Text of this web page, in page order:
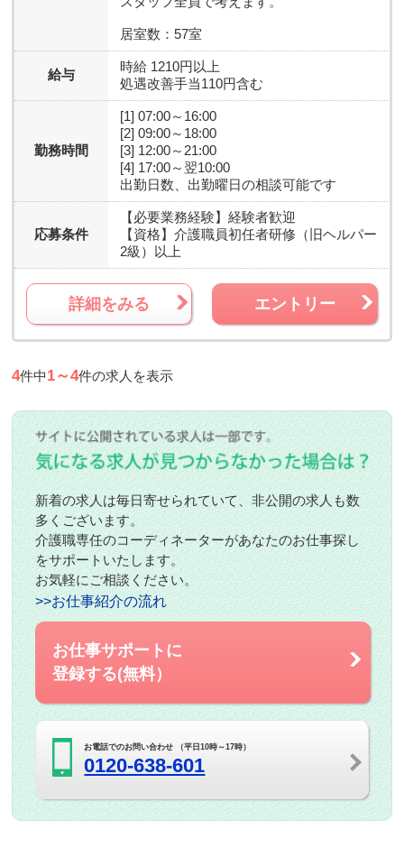
居室数：57室
給与
時給 1210円以上
処遇改善手当110円含む
勤務時間
[1] 07:00～16:00
[2] 09:00～18:00
[3] 12:00～21:00
[4] 17:00～翌10:00
出勤日数、出勤曜日の相談可能です
応募条件
【必要業務経験】 経験者歓迎
【資格】 介護職員初任者研修（旧ヘルパー
2級）以上
詳細をみる エントリー
4件中1～4件の求人を表示
新着の求人は毎日寄せられていて、非公開の求人も数
多くございます。
介護職専任のコーディネーターがあなたのお仕事探し
をサポートいたします。
お気軽にご相談ください。
>>お仕事紹介の流れ
お仕事サポートに
登録する(無料）
お電話でのお問い合わせ （平日10時～17時）
0120-638-601